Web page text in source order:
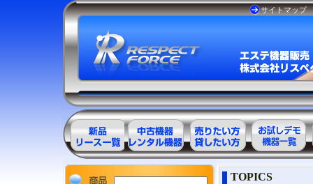
サイトマップ
エステ美容用
品製品一覧
エステ美容用
品アウトレッ
エステ美容用
品レンタル可
お試しデモ可
能機器一覧
TOPICS